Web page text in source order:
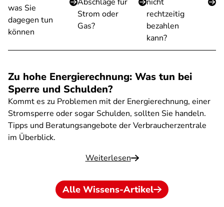
was Sie
dagegen tun
können
Strom oder
Gas?
rechtzeitig
bezahlen
kann?
Zu hohe Energierechnung: Was tun bei
Sperre und Schulden?
Kommt es zu Problemen mit der Energierechnung, einer
Stromsperre oder sogar Schulden, sollten Sie handeln.
Tipps und Beratungsangebote der Verbraucherzentrale
im Überblick.
Weiterlesen
Alle Wissens-Artikel